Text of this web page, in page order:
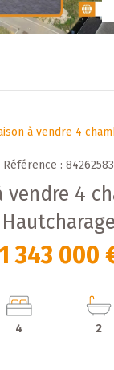
à vendre 4
Référence : 84262583
vendre 4
Hautcharage
343 000
4 2